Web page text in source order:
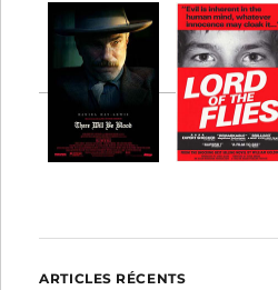
ARTICLES RÉCENTS